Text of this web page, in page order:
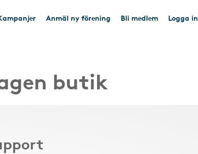
Anmäl ny förening Bli medlem Logga in
butik